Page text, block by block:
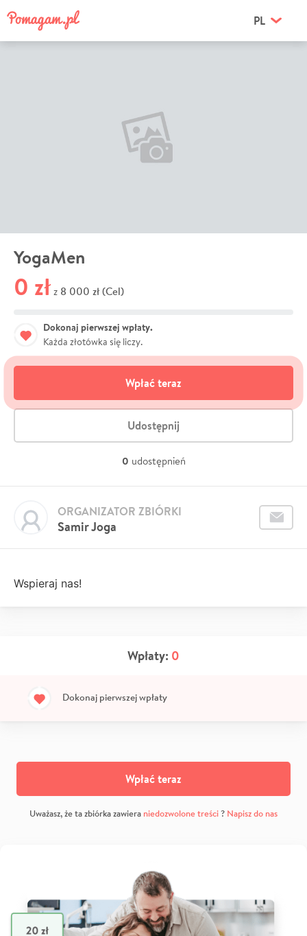
PL
YogaMen
0 zł z 8 000 zł (Cel)
Dokonaj pierwszej wpłaty.
Każda złotówka się liczy.
Wpłać teraz
Udostępnij
0 udostępnień
Samir Joga
ORGANIZATOR ZBIÓRKI
Wspieraj nas!
Wpłaty: 0
Dokonaj pierwszej wpłaty
Wpłać teraz
Uważasz, że ta zbiórka zawiera niedozwolone treści? Napisz do nas